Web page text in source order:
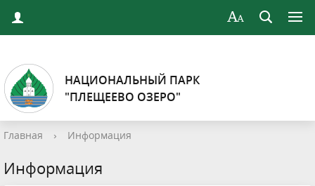
НАЦИОНАЛЬНЫЙ ПАРК
"ПЛЕЩЕЕВО ОЗЕРО"
Главная › Информация
Информация